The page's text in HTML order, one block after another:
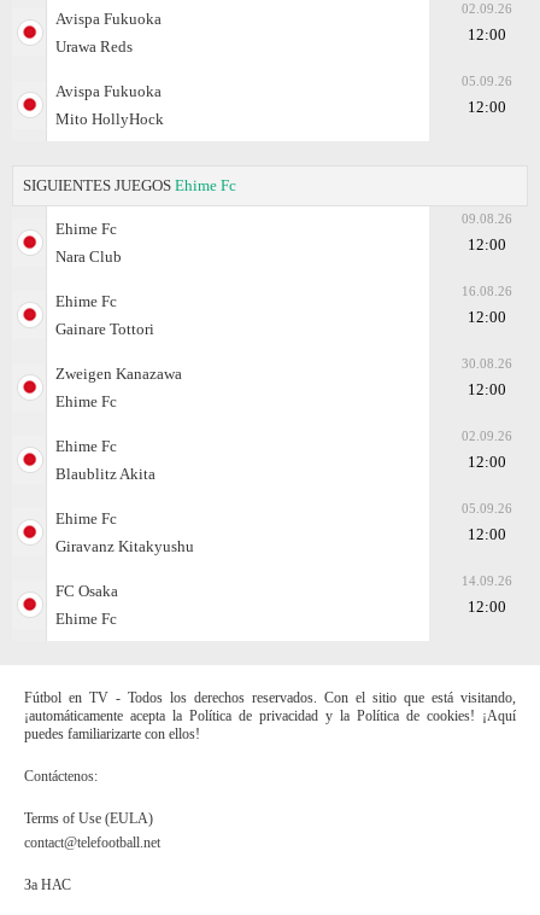
Avispa Fukuoka
Urawa Reds
02.09.26
12:00
Avispa Fukuoka
Mito HollyHock
05.09.26
12:00
SIGUIENTES JUEGOS Ehime Fc
Ehime Fc
Nara Club
09.08.26
12:00
Ehime Fc
Gainare Tottori
16.08.26
12:00
Zweigen Kanazawa
Ehime Fc
30.08.26
12:00
Ehime Fc
Blaublitz Akita
02.09.26
12:00
Ehime Fc
Giravanz Kitakyushu
05.09.26
12:00
FC Osaka
Ehime Fc
14.09.26
12:00
Fútbol en TV - Todos los derechos reservados. Con el sitio que está visitando,
¡automáticamente acepta la Política de privacidad y la Política de cookies! ¡Aquí
puedes familiarizarte con ellos!
Contáctenos:
Terms of Use (EULA)
contact@telefootball.net
За НАС